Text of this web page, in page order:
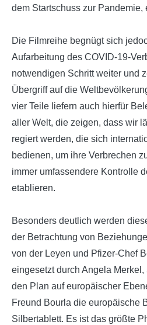
dem Startschuss zur Pandemie,
Die Filmreihe begnügt sich
Aufarbeitung des COVID-19-
notwendigen Schritt weiter und
Übergriff auf die
vier Teile liefern auch hierfür
aller Welt, die zeigen, dass wir
regiert werden, die sich
bedienen, um ihre Verbrechen
immer umfassendere Kontrolle
etablieren.
Besonders deutlich werden
der Betrachtung von
von der Leyen und Pfizer-Chef
eingesetzt durch Angela
den Plan auf europäischer
Freund Bourla die europäische
Silbertablett. Es ist das größte